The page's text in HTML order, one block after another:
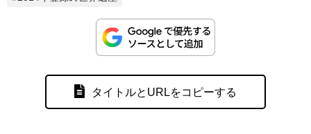
タイトルとURLをコピーする